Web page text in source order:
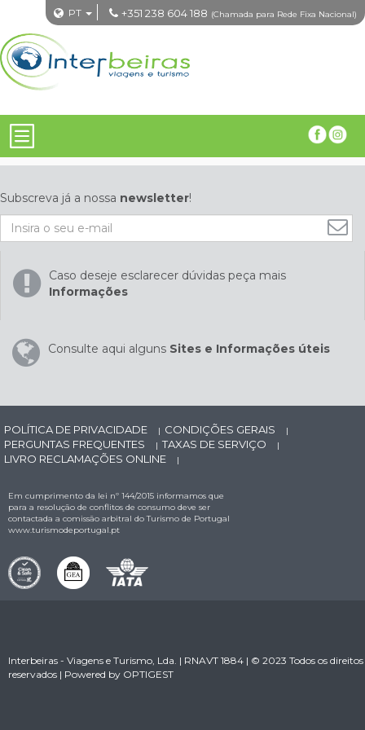
PT +351 238 604 188 (Chamada para Rede Fixa Nacional)
Subscreva já a nossa newsletter!
Caso deseje esclarecer dúvidas peça mais
Informações
Consulte aqui alguns Sites e Informações úteis
POLÍTICA DE PRIVACIDADE | CONDIÇÕES GERAIS |
PERGUNTAS FREQUENTES | TAXAS DE SERVIÇO |
LIVRO RECLAMAÇÕES ONLINE |
Em cumprimento da lei nº 144/2015 informamos que
para a resolução de conflitos de consumo deve ser
contactada a comissão arbitral do Turismo de Portugal
www.turismodeportugal.pt
Interbeiras - Viagens e Turismo, Lda. | RNAVT 1884 | © 2023 Todos os direitos
reservados | Powered by OPTIGEST